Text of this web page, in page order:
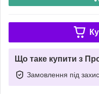
Що таке купити з
Замовлення під